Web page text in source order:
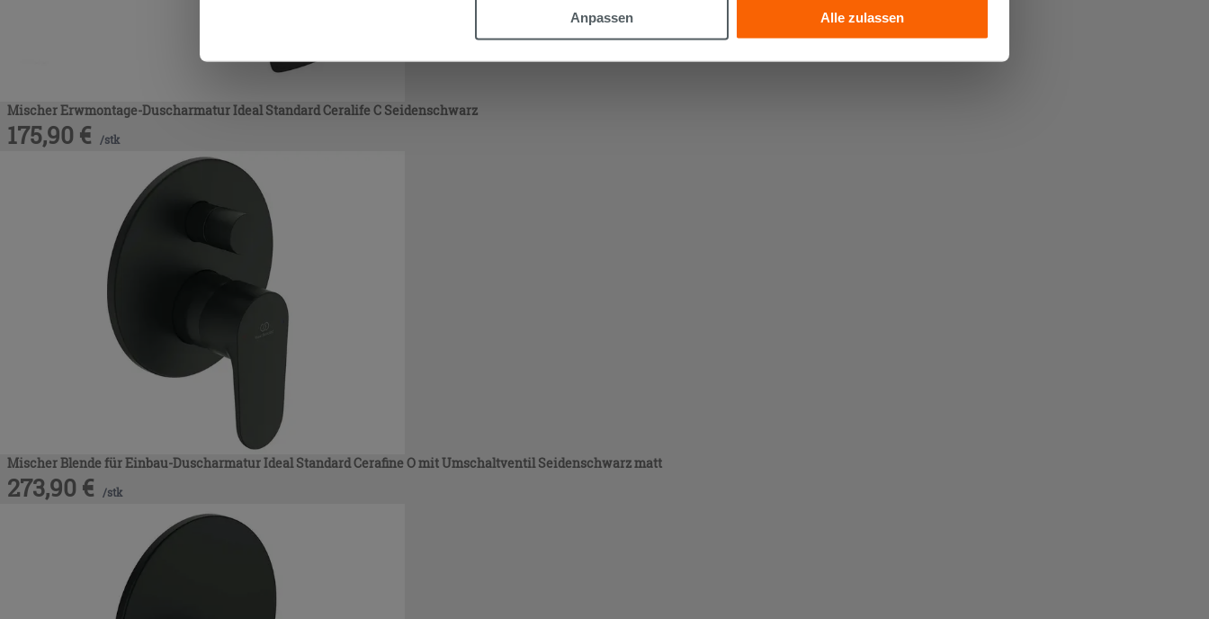
Anpassen
Alle zulassen
Mischer Erwmontage-Duscharmatur Ideal Standard Ceralife C Seidenschwarz
175,90 € /stk
Mischer Blende für Einbau-Duscharmatur Ideal Standard Cerafine O mit Umschaltventil Seidenschwarz matt
273,90 € /stk